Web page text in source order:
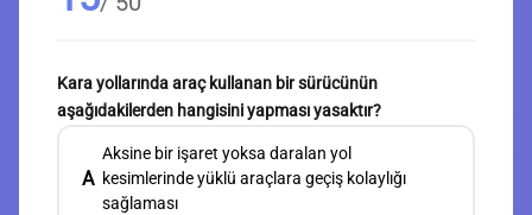
Kara yollarında araç kullanan bir sürücünün
aşağıdakilerden hangisini yapması yasaktır?
A
Aksine bir işaret yoksa daralan yol
kesimlerinde yüklü araçlara geçiş kolaylığı
sağlaması